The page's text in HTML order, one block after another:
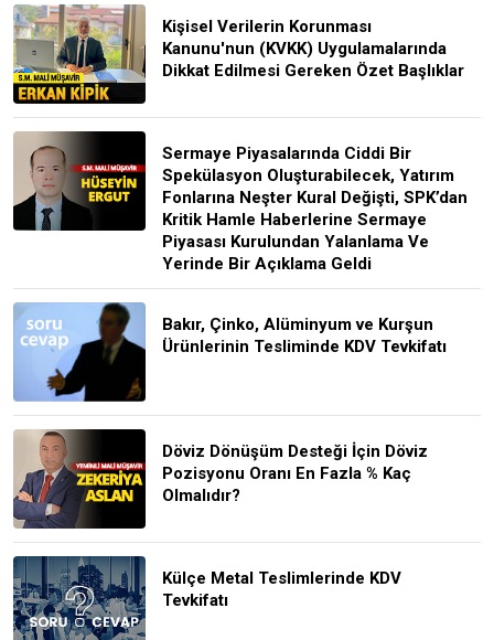
Kişisel Verilerin Korunması
Kanunu'nun (KVKK) Uygulamalarında
Dikkat Edilmesi Gereken Özet Başlıklar
Sermaye Piyasalarında Ciddi Bir
Spekülasyon Oluşturabilecek, Yatırım
Fonlarına Neşter Kural Değişti, SPK’dan
Kritik Hamle Haberlerine Sermaye
Piyasası Kurulundan Yalanlama Ve
Yerinde Bir Açıklama Geldi
Bakır, Çinko, Alüminyum ve Kurşun
Ürünlerinin Tesliminde KDV Tevkifatı
Döviz Dönüşüm Desteği İçin Döviz
Pozisyonu Oranı En Fazla % Kaç
Olmalıdır?
Külçe Metal Teslimlerinde KDV
Tevkifatı